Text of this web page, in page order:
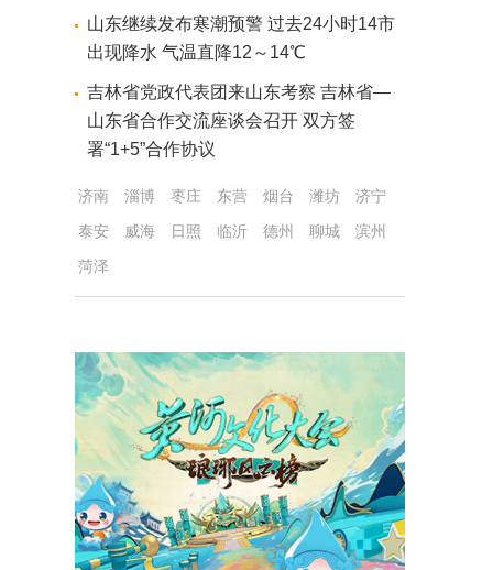
山东继续发布寒潮预警 过去24小时14市
出现降水 气温直降12～14℃
吉林省党政代表团来山东考察 吉林省—
山东省合作交流座谈会召开 双方签
署“1+5”合作协议
济南 淄博 枣庄 东营 烟台 潍坊
济宁
泰安
威海 日照 临沂 德州 聊城
滨州
菏泽